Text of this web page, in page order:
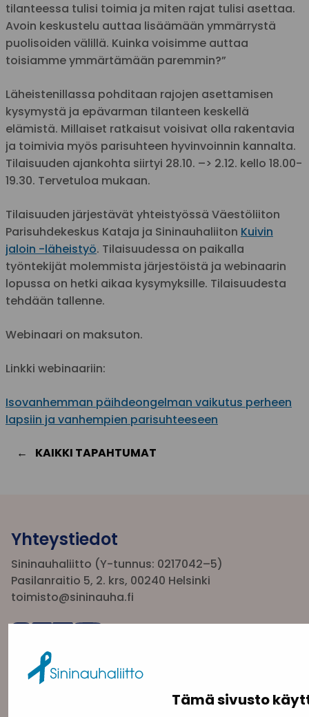
Tämä sivusto
tilanteessa tulisi toimia ja miten rajat tulisi asettaa.
Avoin keskustelu auttaa lisäämään ymmärrystä
puolisoiden välillä. Kuinka voisimme auttaa
toisiamme ymmärtämään paremmin?”
Läheistenillassa pohditaan rajojen asettamisen
kysymystä ja epävarman tilanteen keskellä
elämistä. Millaiset ratkaisut voisivat olla rakentavia
ja toimivia myös parisuhteen hyvinvoinnin kannalta.
Tilaisuuden ajankohta siirtyi 28.10. –> 2.12. kello 18.00-
19.30. Tervetuloa mukaan.
Tilaisuuden järjestävät yhteistyössä Väestöliiton
Parisuhdekeskus Kataja ja Sininauhaliiton Kuivin
jaloin -läheistyö. Tilaisuudessa on paikalla
työntekijät molemmista järjestöistä ja webinaarin
lopussa on hetki aikaa kysymyksille. Tilaisuudesta
tehdään tallenne.
Webinaari on maksuton.
Linkki webinaariin:
Isovanhemman päihdeongelman vaikutus perheen
lapsiin ja vanhempien parisuhteeseen
KAIKKI TAPAHTUMAT
Yhteystiedot
Sininauhaliitto (Y-tunnus: 0217042–5)
Pasilanraitio 5, 2. krs, 00240 Helsinki
toimisto@sininauha.fi